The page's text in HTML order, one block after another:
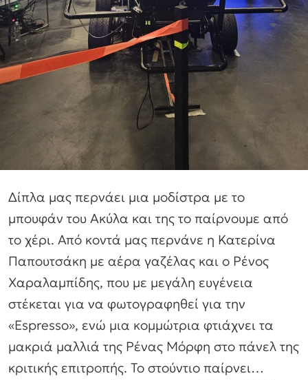
Δίπλα μας περνάει μια μοδίστρα με το
μπουφάν του Ακύλα και της το παίρνουμε από
το χέρι. Από κοντά μας περνάνε η Κατερίνα
Παπουτσάκη με αέρα γαζέλας και ο Ρένος
Χαραλαμπίδης, που με μεγάλη ευγένεια
στέκεται για να φωτογραφηθεί για την
«Εspresso», ενώ μια κομμώτρια φτιάχνει τα
μακριά μαλλιά της Ρένας Μόρφη στο πάνελ της
κριτικής επιτροπής. Το στούντιο παίρνει…